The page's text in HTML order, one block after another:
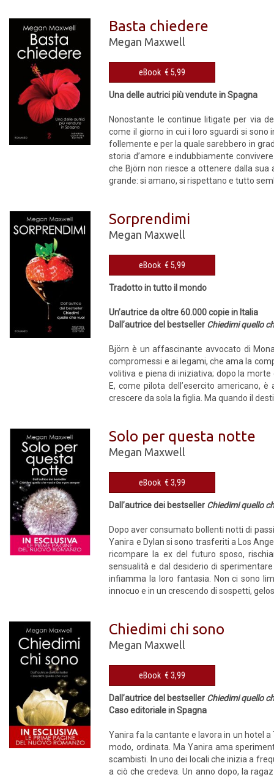
Basta chiedere
Megan Maxwell
eBook € 5,99
Una delle autrici più vendute in Spagna
Nonostante le continue litigate per via
come il giorno in cui i loro sguardi si
follemente e per la quale sarebbero in
storia d’amore e indubbiamente
che Björn non riesce a ottenere dalla sua
grande: si amano, si rispettano e tutto
Sorprendimi
Megan Maxwell
eBook € 5,99
Tradotto in tutto il mondo
Un’autrice da oltre 60.000 copie in Italia
Dall’autrice del bestseller Chiedimi quello
Björn è un affascinante avvocato di
compromessi e ai legami, che ama la
volitiva e piena di iniziativa; dopo la
E, come pilota dell’esercito americano,
crescere da sola la figlia. Ma quando il
Solo per questa notte
Megan Maxwell
eBook € 3,99
Dall’autrice dei bestseller Chiedimi quello
Dopo aver consumato bollenti notti di
Yanira e Dylan si sono trasferiti a Los
ricompare la ex del futuro sposo,
sensualità e dal desiderio di
infiamma la loro fantasia. Non ci sono
innocuo e in un crescendo di sospetti,
Chiedimi chi sono
Megan Maxwell
eBook € 3,99
Dall’autrice del bestseller Chiedimi quello
Caso editoriale in Spagna
Yanira fa la cantante e lavora in un hotel
modo, ordinata. Ma Yanira ama
scambisti. In uno dei locali che inizia a
a ciò che credeva. Un anno dopo, la